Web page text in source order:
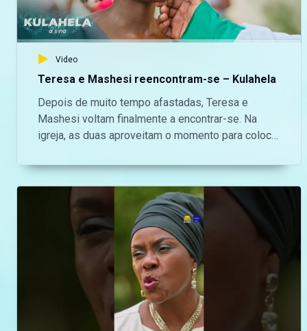
Video
Teresa e Mashesi reencontram-se – Kulahela
Depois de muito tempo afastadas, Teresa e
Mashesi voltam finalmente a encontrar-se. Na
igreja, as duas aproveitam o momento para colocar
nas suas vidas durante o tempo em que estiveram
separadas. Entre recordações, emoções e
revelações, este reencontro promete tocar o
coração de todos.